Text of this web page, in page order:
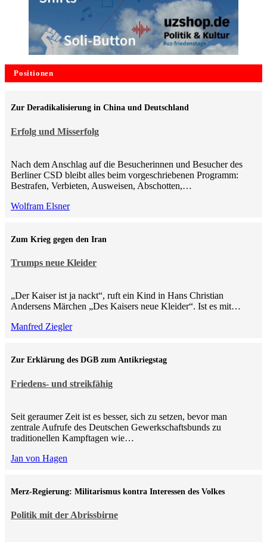
Positionen
Erfolg und Misserfolg
Zur Deradikalisierung in China und Deutschland
Nach dem Anschlag auf die Besucherinnen und Besucher des
Berliner CSD bleibt alles beim vorgeschriebenen Programm:
Bestrafen, Verbieten, Ausweisen, Abschotten,…
Wolfram Elsner
Trumps neue Kleider
Zum Krieg gegen den Iran
„Der Kaiser ist ja nackt“, ruft ein Kind in Hans Christian
Andersens Märchen „Des Kaisers neue Kleider“. Ist es mit…
Manfred Ziegler
Friedens- und streikfähig
Zur Erklärung des DGB zum Antikriegstag
Seit geraumer Zeit ist es besser, sich zu setzen, bevor man
zentrale Aufrufe des Deutschen Gewerkschaftsbunds zu
traditionellen Kampftagen wie…
Jan von Hagen
Politik mit der Abrissbirne
Merz-Regierung: Militarismus kontra Inte­ressen des Volkes